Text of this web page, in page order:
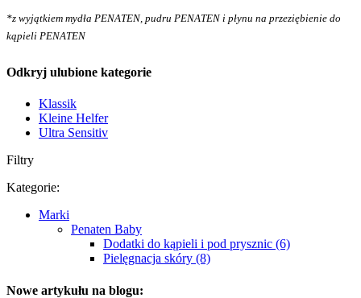
*z wyjątkiem mydła PENATEN, pudru PENATEN i płynu na przeziębienie do
kąpieli PENATEN
Odkryj ulubione kategorie
Klassik
Kleine Helfer
Ultra Sensitiv
Filtry
Kategorie:
Marki
Penaten Baby
Dodatki do kąpieli i pod prysznic (6)
Pielęgnacja skóry (8)
Nowe artykułu na blogu: